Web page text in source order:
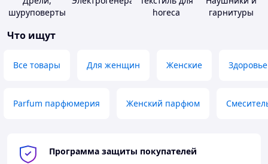
шуруповерты
horeca
гарнитуры
Что ищут
Все товары Для женщин Женские Здоровье
Parfum парфюмерия Женский парфюм
Программа защиты покупателей